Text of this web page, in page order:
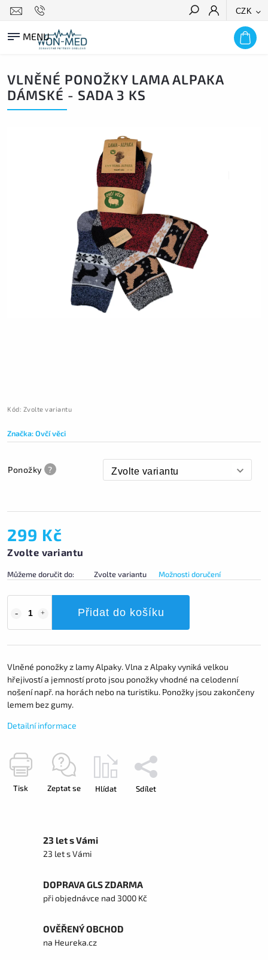
CZK
HLEDAT
VLNĚNÉ PONOŽKY LAMA ALPAKA
DÁMSKÉ - SADA 3 KS
Kód: Zvolte variantu
Značka:Ovčí věci
Ponožky ?
299 Kč
Zvolte variantu
Můžeme doručit do: Zvolte variantu Možnosti doručení
Přidat do košíku
Vlněné ponožky z lamy Alpaky. Vlna z Alpaky vyniká velkou
hřejivostí a jemností proto jsou ponožky vhodné na celodenní
nošení např. na horách nebo na turistiku. Ponožky jsou zakončeny
lemem bez gumy.
Detailní informace
Tisk Zeptat se Hlídat Sdílet
23 let s Vámi
23 let s Vámi
DOPRAVA GLS ZDARMA
při objednávce nad 3000 Kč
OVĚŘENÝ OBCHOD
na Heureka.cz